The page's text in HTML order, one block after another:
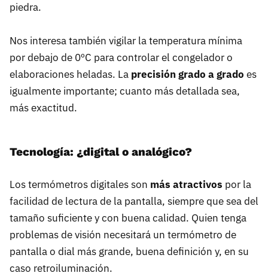
piedra.
Nos interesa también vigilar la temperatura mínima
por debajo de 0ºC para controlar el congelador o
elaboraciones heladas. La precisión grado a grado es
igualmente importante; cuanto más detallada sea,
más exactitud.
Tecnología: ¿digital o analógico?
Los termómetros digitales son más atractivos por la
facilidad de lectura de la pantalla, siempre que sea del
tamaño suficiente y con buena calidad. Quien tenga
problemas de visión necesitará un termómetro de
pantalla o dial más grande, buena definición y, en su
caso retroiluminación.